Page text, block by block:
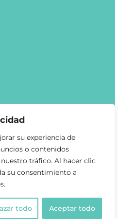
su experiencia de
o contenidos
tráfico. Al hacer clic
su consentimiento a
todo Aceptar todo
All Rights Reserved